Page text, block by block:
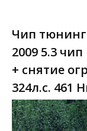
Чип тюнинг
2009 5.3 чип
+ снятие
324л.с. 461